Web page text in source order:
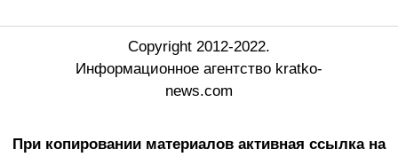
Copyright 2012-2022.
Информационное агентство kratko-
news.com
При копировании материалов активная ссылка на